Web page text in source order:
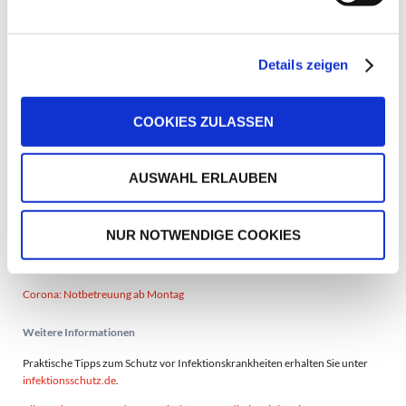
Details zeigen
COOKIES ZULASSEN
AUSWAHL ERLAUBEN
NUR NOTWENDIGE COOKIES
In beiden Fällen würden wir Sie so bald wie möglich
Vorherige Nachrichten
Corona: freiwillige Selbsttests für nicht-eingeschulte Kinder
Corona: aktuelle Infos zu Öffnungsschritten und Tests für Kinder
Corona: weiterhin Notbetreuung
Corona: Notbetreuung ab Montag
Weitere Informationen
Praktische Tipps zum Schutz vor Infektionskrankheiten erhalten Sie unter
infektionsschutz.de.